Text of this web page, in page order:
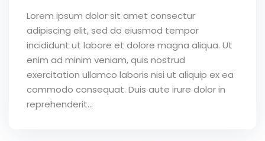
Lorem ipsum dolor sit amet consectur
adipiscing elit, sed do eiusmod tempor
incididunt ut labore et dolore magna aliqua. Ut
enim ad minim veniam, quis nostrud
exercitation ullamco laboris nisi ut aliquip ex ea
commodo consequat. Duis aute irure dolor in
reprehenderit...